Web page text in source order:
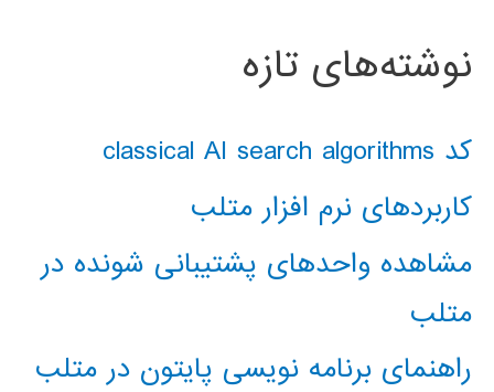
نوشته‌های تازه
کد classical AI search algorithms
کاربردهای نرم افزار متلب
مشاهده واحدهای پشتیبانی شونده در
متلب
راهنمای برنامه نویسی پایتون در متلب